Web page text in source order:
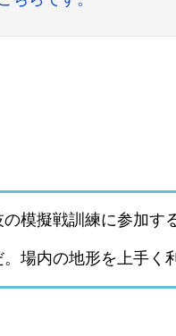
模擬戦訓練に参加す
場内の地形を上手く